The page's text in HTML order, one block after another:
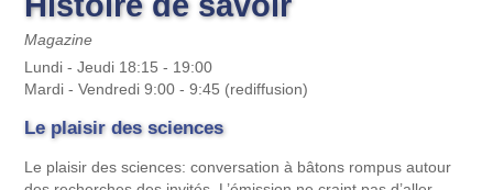
Magazine
Lundi - Jeudi 18:15 - 19:00
Mardi - Vendredi 9:00 - 9:45 (rediffusion)
Le plaisir des sciences
Le plaisir des sciences: conversation à bâtons rompus autour